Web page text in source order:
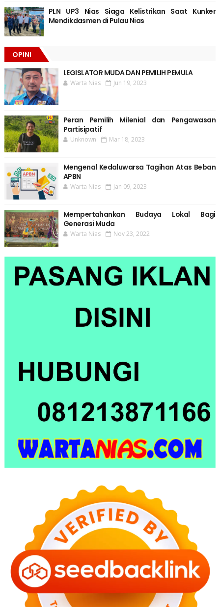
PLN UP3 Nias Siaga Kelistrikan Saat Kunker
Mendikdasmen di Pulau Nias
OPINI
LEGISLATOR MUDA DAN PEMILIH PEMULA
Warta Nias Jun 19, 2023
Peran Pemilih Milenial dan Pengawasan
Partisipatif
Unknown Mar 18, 2023
Mengenal Kedaluwarsa Tagihan Atas Beban
APBN
Warta Nias Jan 09, 2023
Mempertahankan Budaya Lokal Bagi
Generasi Muda
Warta Nias Nov 23, 2022